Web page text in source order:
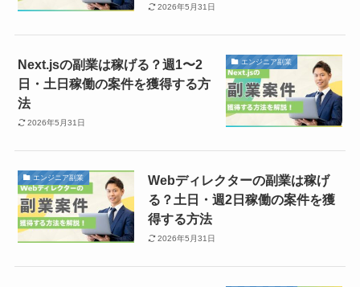
2026年5月31日
エンジニア副業
Next.jsの副業は稼げる？週1〜2
日・土日稼働の案件を獲得する方
法
2026年5月31日
エンジニア副業
Webディレクターの副業は稼げ
る？土日・週2日稼働の案件を獲
得する方法
2026年5月31日